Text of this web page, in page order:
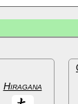
Hiragana